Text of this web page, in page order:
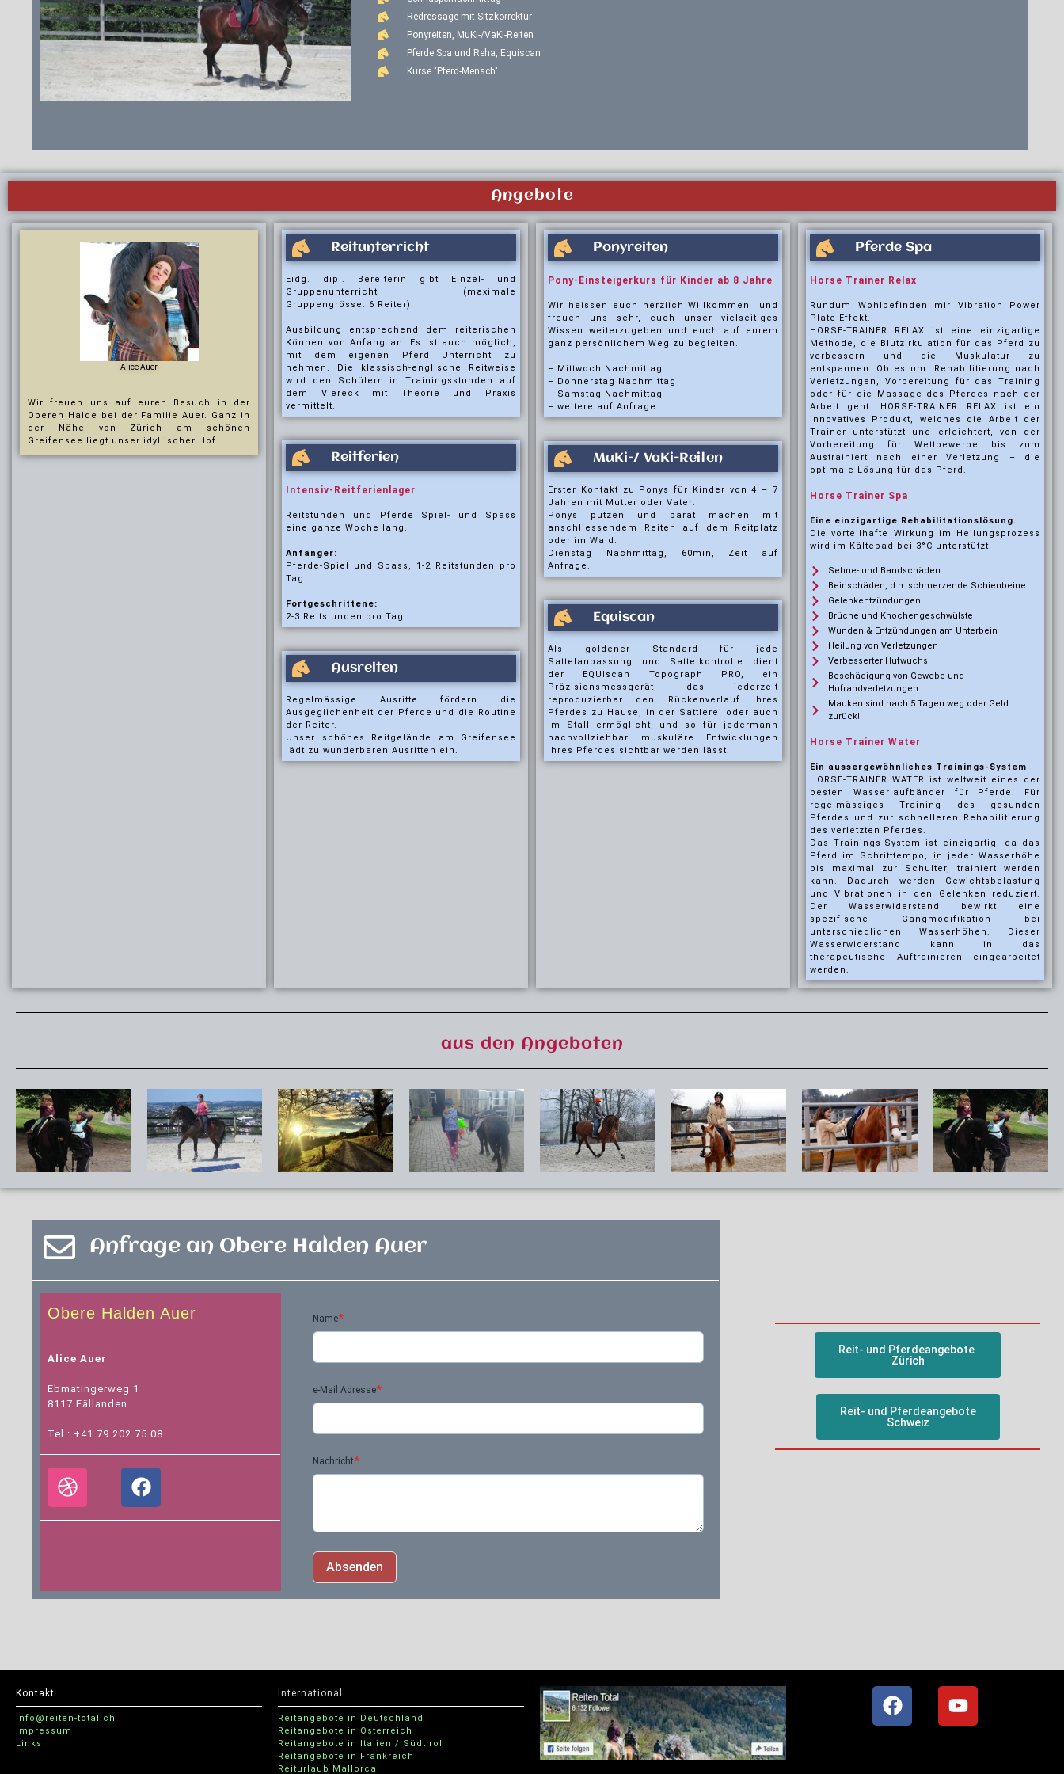
Redressage mit Sitzkorrektur
Ponyreiten, MuKi-/VaKi-Reiten
Pferde Spa und Reha, Equiscan
Kurse "Pferd-Mensch"
Angebote
Alice Auer
Wir freuen uns auf euren Besuch in der
Oberen Halde bei der Familie Auer. Ganz in
der Nähe von Zürich am schönen
Greifensee liegt unser idyllischer Hof.
Reitunterricht
Eidg. dipl. Bereiterin gibt Einzel- und
Gruppenunterricht (maximale
Gruppengrösse: 6 Reiter).
Ausbildung entsprechend dem reiterischen
Können von Anfang an. Es ist auch möglich,
mit dem eigenen Pferd Unterricht zu
nehmen. Die klassisch-englische Reitweise
wird den Schülern in Trainingsstunden auf
dem Viereck mit Theorie und Praxis
vermittelt.
Reitferien
Intensiv-Reitferienlager
Reitstunden und Pferde Spiel- und Spass
eine ganze Woche lang.
Anfänger:
Pferde-Spiel und Spass, 1-2 Reitstunden pro
Tag
Fortgeschrittene:
2-3 Reitstunden pro Tag
Ausreiten
Regelmässige Ausritte fördern die
Ausgeglichenheit der Pferde und die Routine
der Reiter.
Unser schönes Reitgelände am Greifensee
lädt zu wunderbaren Ausritten ein.
Ponyreiten
Pony-Einsteigerkurs für Kinder ab 8 Jahre
Wir heissen euch herzlich Willkommen und
freuen uns sehr, euch unser vielseitiges
Wissen weiterzugeben und euch auf eurem
ganz persönlichem Weg zu begleiten.
– Mittwoch Nachmittag
– Donnerstag Nachmittag
– Samstag Nachmittag
– weitere auf Anfrage
MuKi-/ VaKi-Reiten
Erster Kontakt zu Ponys für Kinder von 4 – 7
Jahren mit Mutter oder Vater:
Ponys putzen und parat machen mit
anschliessendem Reiten auf dem Reitplatz
oder im Wald.
Dienstag Nachmittag, 60min, Zeit auf
Anfrage.
Equiscan
Als goldener Standard für jede
Sattelanpassung und Sattelkontrolle dient
der EQUIscan Topograph PRO, ein
Präzisionsmessgerät, das jederzeit
reproduzierbar den Rückenverlauf Ihres
Pferdes zu Hause, in der Sattlerei oder auch
im Stall ermöglicht, und so für jedermann
nachvollziehbar muskuläre Entwicklungen
Ihres Pferdes sichtbar werden lässt.
Pferde Spa
Horse Trainer Relax
Rundum Wohlbefinden mir Vibration Power
Plate Effekt.
HORSE-TRAINER RELAX ist eine einzigartige
Methode, die Blutzirkulation für das Pferd zu
verbessern und die Muskulatur zu
entspannen. Ob es um Rehabilitierung nach
Verletzungen, Vorbereitung für das Training
oder für die Massage des Pferdes nach der
Arbeit geht. HORSE-TRAINER RELAX ist ein
innovatives Produkt, welches die Arbeit der
Trainer unterstützt und erleichtert, von der
Vorbereitung für Wettbewerbe bis zum
Austrainiert nach einer Verletzung – die
optimale Lösung für das Pferd.
Horse Trainer Spa
Eine einzigartige Rehabilitationslösung.
Die vorteilhafte Wirkung im Heilungsprozess
wird im Kältebad bei 3°C unterstützt.
Sehne- und Bandschäden
Beinschäden, d.h. schmerzende Schienbeine
Gelenkentzündungen
Brüche und Knochengeschwülste
Wunden & Entzündungen am Unterbein
Heilung von Verletzungen
Verbesserter Hufwuchs
Beschädigung von Gewebe und
Hufrandverletzungen
Mauken sind nach 5 Tagen weg oder Geld
zurück!
Horse Trainer Water
Ein aussergewöhnliches Trainings-System
HORSE-TRAINER WATER ist weltweit eines der
besten Wasserlaufbänder für Pferde. Für
regelmässiges Training des gesunden
Pferdes und zur schnelleren Rehabilitierung
des verletzten Pferdes.
Das Trainings-System ist einzigartig, da das
Pferd im Schritttempo, in jeder Wasserhöhe
bis maximal zur Schulter, trainiert werden
kann. Dadurch werden Gewichtsbelastung
und Vibrationen in den Gelenken reduziert.
Der Wasserwiderstand bewirkt eine
spezifische Gangmodifikation bei
unterschiedlichen Wasserhöhen. Dieser
Wasserwiderstand kann in das
therapeutische Auftrainieren eingearbeitet
werden.
aus den Angeboten
Anfrage an Obere Halden Auer
Obere Halden Auer
Alice Auer
Ebmatingerweg 1
8117 Fällanden
Tel.: +41 79 202 75 08
Name*
e-Mail Adresse*
Nachricht*
Absenden
Reit- und Pferdeangebote
Zürich
Reit- und Pferdeangebote
Schweiz
Kontakt
info@reiten-total.ch
Impressum
Links
International
Reitangebote in Deutschland
Reitangebote in Österreich
Reitangebote in Italien / Südtirol
Reitangebote in Frankreich
Reiturlaub Mallorca